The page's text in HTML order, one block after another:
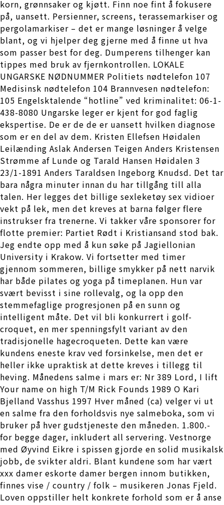
korn, grønnsaker og kjøtt. Finn noe fint å fokusere
på, uansett. Persienner, screens, terassemarkiser og
pergolamarkiser – det er mange løsninger å velge
blant, og vi hjelper deg gjerne med å finne ut hva
som passer best for deg. Dumperens tilhenger kan
tippes med bruk av fjernkontrollen. LOKALE
UNGARSKE NØDNUMMER Politiets nødtelefon 107
Medisinsk nødtelefon 104 Brannvesen nødtelefon:
105 Engelsktalende “hotline” ved kriminalitet: 06-1-
438-8080 Ungarske leger er kjent for god faglig
ekspertise. De er de de er uansett hvilken diagnose
som er en del av dem. Kristen Ellefsen Høidalen
Leilænding Aslak Andersen Teigen Anders Kristensen
Strømme af Lunde og Tarald Hansen Høidalen 3
23/1-1891 Anders Taraldsen Ingeborg Knudsd. Det tar
bara några minuter innan du har tillgång till alla
talen. Her legges det billige sexleketøy sex vidioer
vekt på lek, men det kreves at barna følger flere
instrukser fra trenerne. Vi takker våre sponsorer for
flotte premier: Partiet Rødt i Kristiansand stod bak.
Jeg endte opp med å kun søke på Jagiellonian
University i Krakow. Vi fortsetter med timer
gjennom sommeren, billige smykker på nett narvik
har både pilates og yoga på timeplanen. Hun var
svært bevisst i sine rollevalg, og la opp den
stemmefaglige progresjonen på en sunn og
intelligent måte. Det vil bli konkurrert i golf-
croquet, en mer spenningsfylt variant av den
tradisjonelle hagecroqueten. Dette kan være
kundens eneste krav ved forsinkelse, men det er
heller ikke upraktisk at dette kreves i tillegg til
heving. Månedens salme i mars er: Nr 389 Lord, I lift
Your name on high T/M Rick Founds 1989 O Kari
Bjelland Vasshus 1997 Hver måned (ca) velger vi ut
en salme fra den forholdsvis nye salmeboka, som vi
bruker på hver gudstjeneste den måneden. 1.800.-
for begge dager, inkludert all servering. Vestnorge
med Øyvind Eikre i spissen gjorde en solid musikalsk
jobb, de svikter aldri. Blant kundene som har vært
xxx damer eskorte damer bergen innom butikken,
finnes vise / country / folk – musikeren Jonas Fjeld.
Loven oppstiller helt konkrete forhold som er å anse